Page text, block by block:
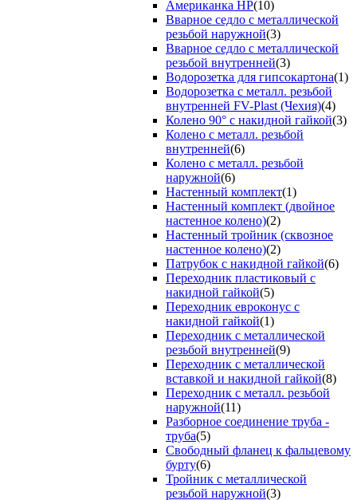
Американка НР(10)
Вварное седло с металлической
резьбой наружной(3)
Вварное седло с металлической
резьбой внутренней(3)
Водорозетка для гипсокартона(1)
Водорозетка с металл. резьбой
внутренней FV-Plast (Чехия)(4)
Колено 90° с накидной гайкой(3)
Колено с металл. резьбой
внутренней(6)
Колено с металл. резьбой
наружной(6)
Настенный комплект(1)
Настенный комплект (двойное
настенное колено)(2)
Настенный тройник (сквозное
настенное колено)(2)
Патрубок с накидной гайкой(6)
Переходник пластиковый с
накидной гайкой(5)
Переходник евроконус с
накидной гайкой(1)
Переходник с металлической
резьбой внутренней(9)
Переходник с металлической
вставкой и накидной гайкой(8)
Переходник с металл. резьбой
наружной(11)
Разборное соединение труба -
труба(5)
Свободный фланец к фальцевому
бурту(6)
Тройник с металлической
резьбой наружной(3)